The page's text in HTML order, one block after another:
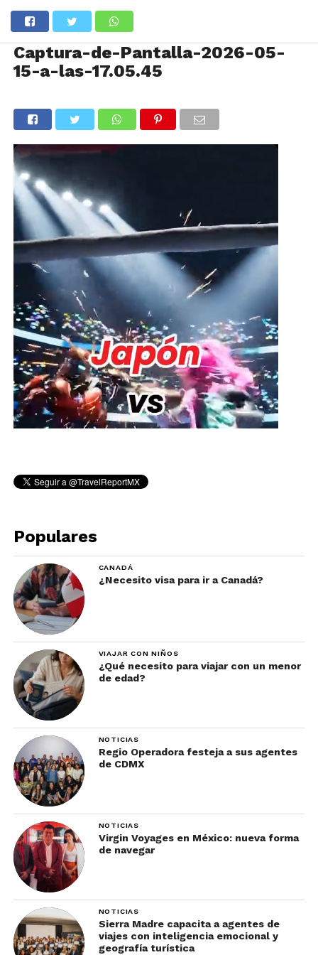
Captura-de-Pantalla-2026-05-
15-a-las-17.05.45
Populares
CANADÁ
¿Necesito visa para ir a Canadá?
VIAJAR CON NIÑOS
¿Qué necesito para viajar con un menor
de edad?
NOTICIAS
Regio Operadora festeja a sus agentes
de CDMX
NOTICIAS
Virgin Voyages en México: nueva forma
de navegar
NOTICIAS
Sierra Madre capacita a agentes de
viajes con inteligencia emocional y
geografía turística